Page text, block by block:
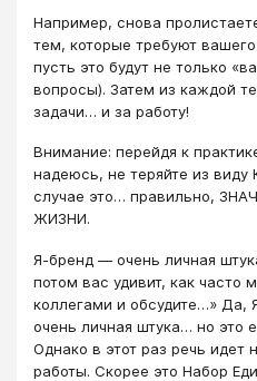
Например, снова
тем, которые требуют
пусть это будут не только
вопросы). Затем из каждой
задачи… и за работу!
Внимание: перейдя к
надеюсь, не теряйте из
случае это… правильно,
ЖИЗНИ.
Я-бренд — очень личная
потом вас удивит, как часто
коллегами и обсудите…» Да,
очень личная штука… но это
Однако в этот раз речь идет
работы. Скорее это Набор